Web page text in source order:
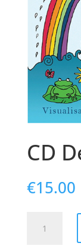
CD
€15.00
sprookjestuin